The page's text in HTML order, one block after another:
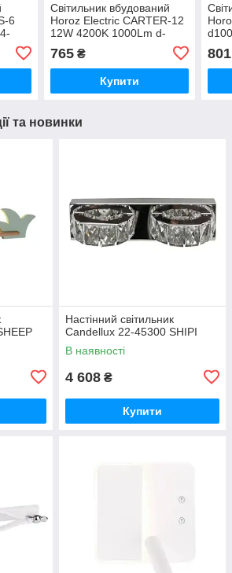
6
Світильник вбудований
Horoz Electric CARTER-12
12W 4200K 1000Lm d-
(016-072-0012-020)
765₴
Купити
801
та новинки
Настінний світильник
Candellux 22-45300 SHIPI
В наявності
4 608 ₴
Купити